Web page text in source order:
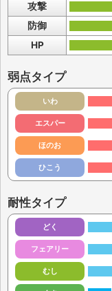
攻撃
防御
HP
弱点タイプ
いわ
エスパー
ほのお
ひこう
耐性タイプ
どく
フェアリー
むし